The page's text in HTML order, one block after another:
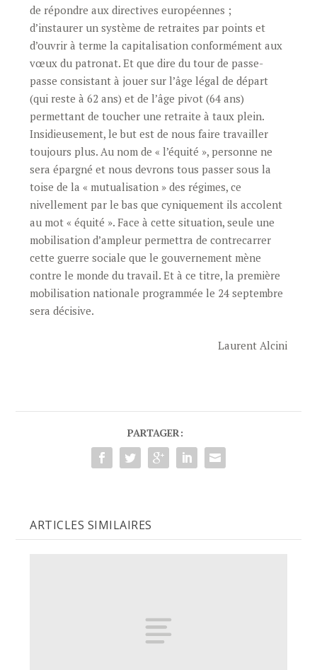
de répondre aux directives européennes ;
d’instaurer un système de retraites par points et
d’ouvrir à terme la capitalisation conformément aux
vœux du patronat. Et que dire du tour de passe-
passe consistant à jouer sur l’âge légal de départ
(qui reste à 62 ans) et de l’âge pivot (64 ans)
permettant de toucher une retraite à taux plein.
Insidieusement, le but est de nous faire travailler
toujours plus. Au nom de « l’équité », personne ne
sera épargné et nous devrons tous passer sous la
toise de la « mutualisation » des régimes, ce
nivellement par le bas que cyniquement ils accolent
au mot « équité ». Face à cette situation, seule une
mobilisation d’ampleur permettra de contrecarrer
cette guerre sociale que le gouvernement mène
contre le monde du travail. Et à ce titre, la première
mobilisation nationale programmée le 24 septembre
sera décisive.
Laurent Alcini
PARTAGER:
ARTICLES SIMILAIRES